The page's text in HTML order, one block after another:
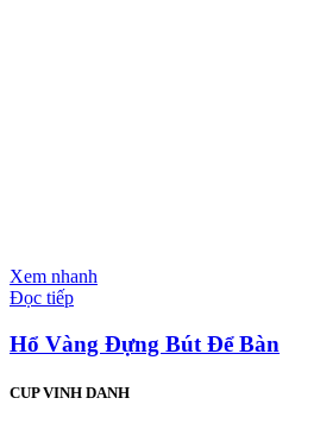
Xem nhanh
Đọc tiếp
Hổ Vàng Đựng Bút Để Bàn
CUP VINH DANH